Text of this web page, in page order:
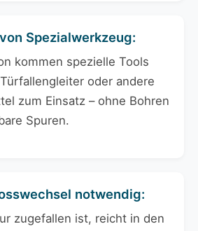
Spezialwerkzeug:
kommen spezielle Tools
oder andere
zum Einsatz – ohne Bohren
Spuren.
notwendig:
zugefallen ist, reicht in den